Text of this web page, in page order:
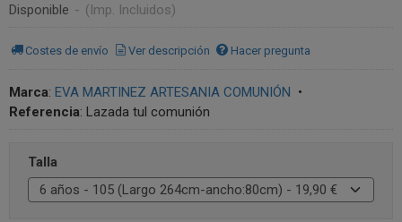
Disponible - (Imp. Incluidos)
Costes de envío Ver descripción Hacer pregunta
Marca: EVA MARTINEZ ARTESANIA COMUNIÓN •
Referencia: Lazada tul comunión
Talla